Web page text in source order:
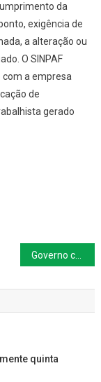
da
exigência de
a alteração ou
O SINPAF
a empresa
de
gerado
Governo cobrará bancos por folha de pagamento dos servidores federais
quinta